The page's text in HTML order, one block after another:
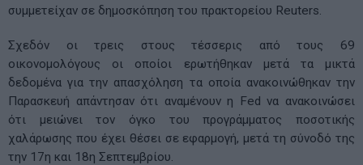
συμμετείχαν σε δημοσκόπηση του πρακτορείου Reuters.
Σχεδόν οι τρεις στους τέσσερις από τους 69
οικονομολόγους οι οποίοι ερωτήθηκαν μετά τα μικτά
δεδομένα για την απασχόληση τα οποία ανακοινώθηκαν την
Παρασκευή απάντησαν ότι αναμένουν η Fed να ανακοινώσει
ότι μειώνει τον όγκο του προγράμματος ποσοτικής
χαλάρωσης που έχει θέσει σε εφαρμογή, μετά τη σύνοδό της
την 17η και 18η Σεπτεμβρίου.